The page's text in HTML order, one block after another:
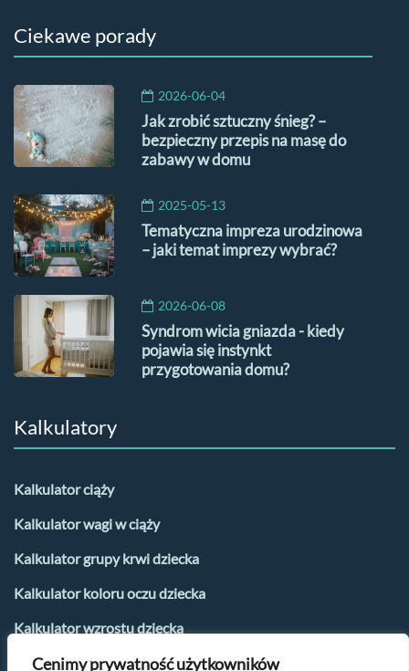
Cenimy prywatność użytkowników
Ciekawe porady
2026-06-04
Jak zrobić sztuczny śnieg? –
bezpieczny przepis na masę do
zabawy w domu
2025-05-13
Tematyczna impreza urodzinowa
– jaki temat imprezy wybrać?
2026-06-08
Syndrom wicia gniazda - kiedy
pojawia się instynkt
przygotowania domu?
Kalkulatory
Kalkulator ciąży
Kalkulator wagi w ciąży
Kalkulator grupy krwi dziecka
Kalkulator koloru oczu dziecka
Kalkulator wzrostu dziecka
Kalkulator płci dziecka